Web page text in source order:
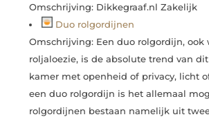
Omschrijving: Dikkegraaf.nl Zakelijk
Duo rolgordijnen
Omschrijving: Een duo rolgordijn, ook
roljaloezie, is de absolute trend van
kamer met openheid of privacy, licht
een duo rolgordijn is het allemaal
rolgordijnen bestaan namelijk uit